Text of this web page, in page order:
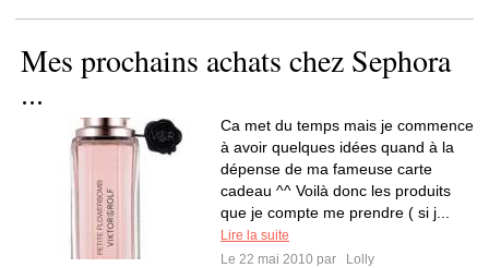
Mes prochains achats chez Sephora
...
Ca met du temps mais je commence
à avoir quelques idées quand à la
dépense de ma fameuse carte
cadeau ^^ Voilà donc les produits
que je compte me prendre ( si j...
Lire la suite
Le 22 mai 2010 par
Lolly